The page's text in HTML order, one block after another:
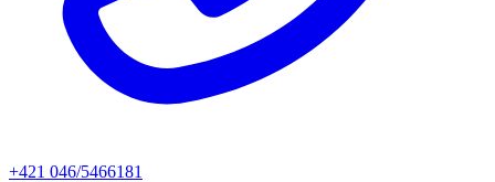
+421 046/5466181